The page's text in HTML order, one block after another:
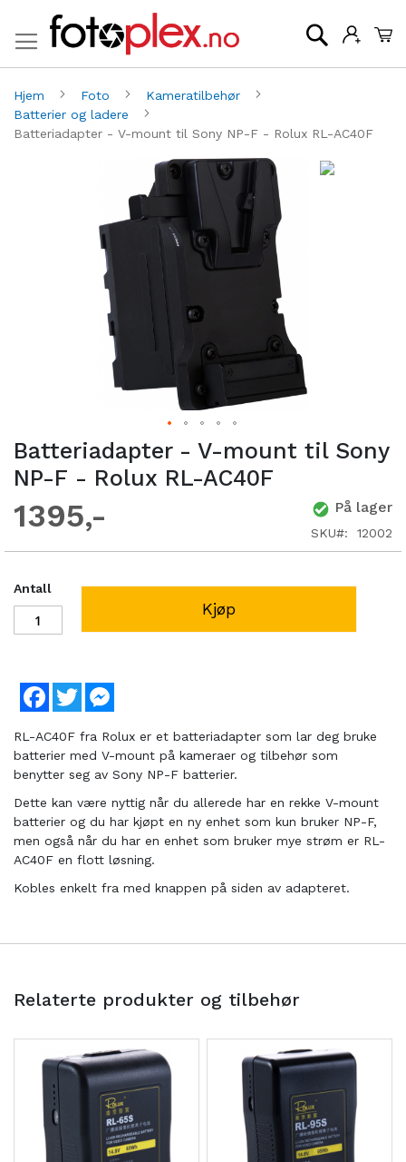
Søk
Hjem Foto
Kameratilbehør
Batterier og ladere
Batteriadapter - V-mount til Sony NP-F - Rolux RL-AC40F
Batteriadapter - V-mount til Sony
NP-F - Rolux RL-AC40F
1395 På lager
SKU 12002
Antall
Kjøp
Facebook
Twitter
RL-AC40F fra Rolux er et batteriadapter som lar deg bruke
batterier med V-mount på kameraer og tilbehør som
benytter seg av Sony NP-F batterier.
Dette kan være nyttig når du allerede har en rekke V-mount
batterier og du har kjøpt en ny enhet som kun bruker NP-F,
men også når du har en enhet som bruker mye strøm er RL-
AC40F en flott løsning.
Kobles enkelt fra med knappen på siden av adapteret.
Relaterte produkter og tilbehør